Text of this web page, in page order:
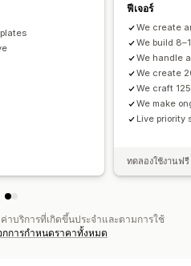
างด้วย AI
หนดเอง
แบบอักษรที่กำหนดเอง
งออก
การปรับให้เข้ากับท้องถิ่น
คราะห์ การทดสอบ A/B
การแจ้งเตือนการชำระเงิน
งซื้อ
การต่ออายุการสมัครสมาชิก
ฟีเจอร์
We create
We build
We handle
We create
We craft
We make
Live priority
ทดลองใช้งานฟ
าบริการที่เกิดขึ้นประจำและตามการใช้
กการกำหนดราคาทั้งหมด